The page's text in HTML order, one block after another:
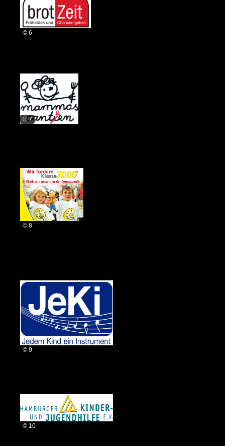
© 6
© 7
© 8
© 9
© 10